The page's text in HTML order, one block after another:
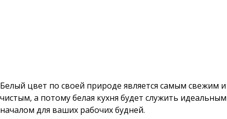
Белый цвет по своей природе является самым свежим и
чистым, а потому белая кухня будет служить идеальным
началом для ваших рабочих будней.